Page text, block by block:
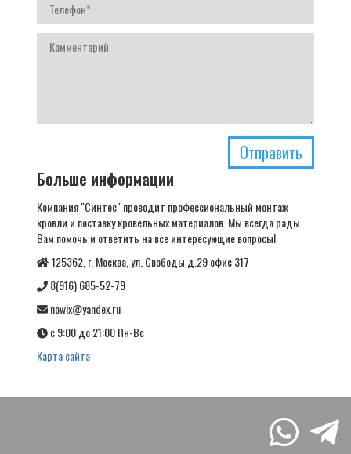
Отправить
Больше информации
Компания "Синтес" проводит профессиональный монтаж
кровли и поставку кровельных материалов. Мы всегда рады
Вам помочь и ответить на все интересующие вопросы!
125362, г. Москва, ул. Свободы д.29 офис 317
8(916) 685-52-79
nowix@yandex.ru
с 9:00 до 21:00 Пн-Вс
Карта сайта